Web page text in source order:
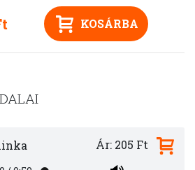
KOSÁRBA
Ár: 205 Ft